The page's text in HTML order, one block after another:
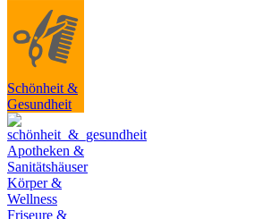
Schönheit &
Gesundheit
Apotheken &
Sanitätshäuser
Körper &
Wellness
Friseure &